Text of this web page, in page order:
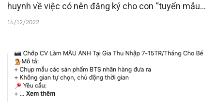
huynh về việc có nên đăng ký cho con “tuyển mẫu
nhí” nhận cát-xê “khủng” đăng tràn lan trên mạng
tiền.
16/12/2022